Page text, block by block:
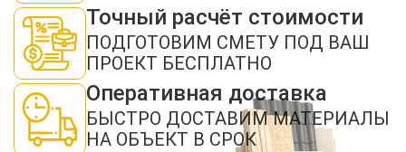
Точный расчёт стоимости
ПОДГОТОВИМ СМЕТУ ПОД ВАШ
ПРОЕКТ БЕСПЛАТНО
Оперативная доставка
БЫСТРО ДОСТАВИМ МАТЕРИАЛЫ
НА ОБЪЕКТ В СРОК
Нажимая кнопку "Отправить", я даю своё согласие на обработку моих
персональных данных в соответствии с ФЗ от 27.07.2006 № 152-ФЗ "О
персональных данных", на условиях и для целей, определенных вполитикой
конфиденциальности
ОТПРАВИТЬ